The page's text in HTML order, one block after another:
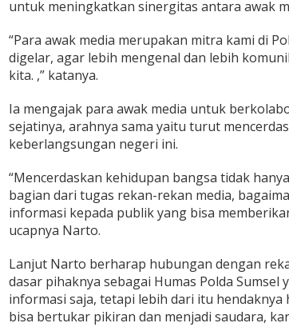
untuk meningkatkan sinergitas antara awak
“Para awak media merupakan mitra kami di
digelar, agar lebih mengenal dan lebih
kita. ,” katanya.
Ia mengajak para awak media untuk
sejatinya, arahnya sama yaitu turut
keberlangsungan negeri ini.
“Mencerdaskan kehidupan bangsa tidak
bagian dari tugas rekan-rekan media,
informasi kepada publik yang bisa
ucapnya Narto.
Lanjut Narto berharap hubungan dengan
dasar pihaknya sebagai Humas Polda
informasi saja, tetapi lebih dari itu
bisa bertukar pikiran dan menjadi saudara,